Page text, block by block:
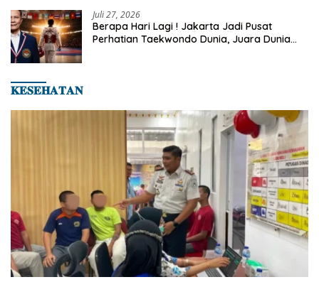
Juli 27, 2026
Berapa Hari Lagi ! Jakarta Jadi Pusat
Perhatian Taekwondo Dunia, Juara Dunia
𝐊𝐄𝐒𝐄𝐇𝐀𝐓𝐀𝐍